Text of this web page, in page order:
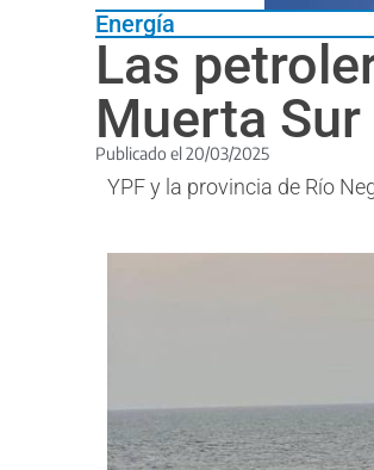
Energía
Las
Muerta Sur
Publicado el 20/03/2025
YPF y la provincia de Río